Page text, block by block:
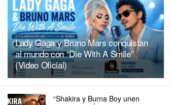
Lady Gaga y Bruno Mars conquistan
al mundo con “Die With A Smile”
(Video Oficial)
“Shakira y Burna Boy unen